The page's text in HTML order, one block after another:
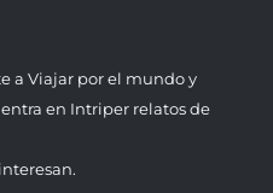
a Viajar por el mundo y
en Intriper relatos de